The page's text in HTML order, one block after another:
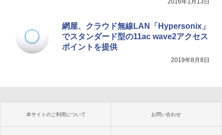
網屋、クラウド無線LAN「Hypersonix」
でスタンダード型の11ac wave2アクセス
ポイントを提供
2019年8月8日
本サイトのご利用について お問い合わせ